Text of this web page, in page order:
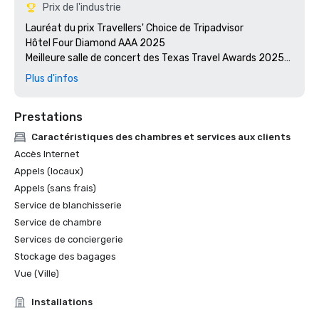
Prix de l'industrie
Lauréat du prix Travellers' Choice de Tripadvisor
Hôtel Four Diamond AAA 2025
Meilleure salle de concert des Texas Travel Awards 2025
Rapport mondial et actualités américaines 2025 sur les
Plus d'infos
Prestations
Caractéristiques des chambres et services aux clients
Accès Internet
Appels (locaux)
Appels (sans frais)
Service de blanchisserie
Service de chambre
Services de conciergerie
Stockage des bagages
Vue (Ville)
Installations